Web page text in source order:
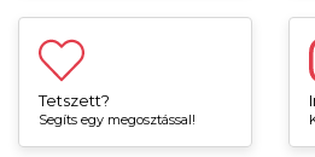
Tetszett?
Segíts egy megosztással!